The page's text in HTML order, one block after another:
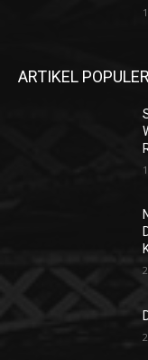
ARTIKEL POPULER